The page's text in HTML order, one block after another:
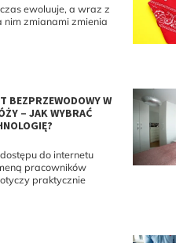
ewoluuje, a wraz z
nim zmianami zmienia
BEZPRZEWODOWY W
– JAK WYBRAĆ
do internetu
pracowników
praktycznie